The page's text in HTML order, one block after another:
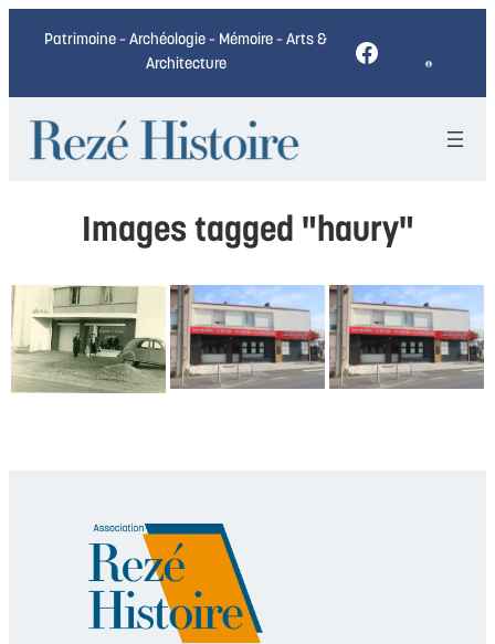
Patrimoine – Archéologie – Mémoire – Arts &
Architecture
Facebook
Images tagged "haury"